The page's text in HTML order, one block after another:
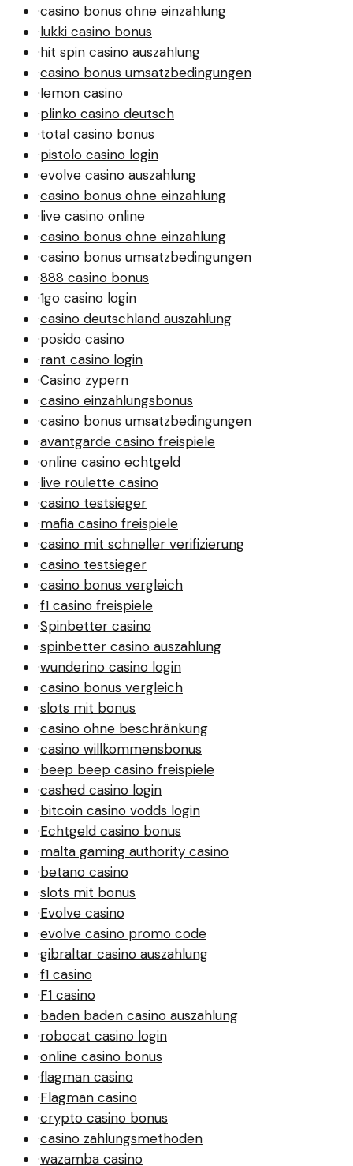
·casino bonus ohne einzahlung
·lukki casino bonus
·hit spin casino auszahlung
·casino bonus umsatzbedingungen
·lemon casino
·plinko casino deutsch
·total casino bonus
·pistolo casino login
·evolve casino auszahlung
·casino bonus ohne einzahlung
·live casino online
·casino bonus ohne einzahlung
·casino bonus umsatzbedingungen
·888 casino bonus
·1go casino login
·casino deutschland auszahlung
·posido casino
·rant casino login
·Casino zypern
·casino einzahlungsbonus
·casino bonus umsatzbedingungen
·avantgarde casino freispiele
·online casino echtgeld
·live roulette casino
·casino testsieger
·mafia casino freispiele
·casino mit schneller verifizierung
·casino testsieger
·casino bonus vergleich
·f1 casino freispiele
·Spinbetter casino
·spinbetter casino auszahlung
·wunderino casino login
·casino bonus vergleich
·slots mit bonus
·casino ohne beschränkung
·casino willkommensbonus
·beep beep casino freispiele
·cashed casino login
·bitcoin casino vodds login
·Echtgeld casino bonus
·malta gaming authority casino
·betano casino
·slots mit bonus
·Evolve casino
·evolve casino promo code
·gibraltar casino auszahlung
·f1 casino
·F1 casino
·baden baden casino auszahlung
·robocat casino login
·online casino bonus
·flagman casino
·Flagman casino
·crypto casino bonus
·casino zahlungsmethoden
·wazamba casino